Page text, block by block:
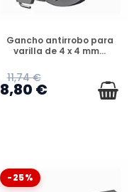
DISPONIBLE
Gancho antirrobo para
varilla de 4 x 4 mm...
11,74 €
8,80 €
-25%